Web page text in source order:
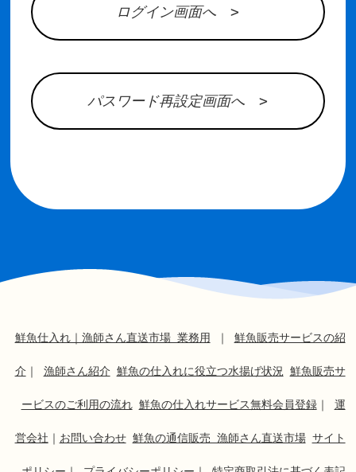
ログイン画面へ >
パスワード再設定画面へ >
鮮魚仕入れ｜漁師さん直送市場 業務用 ｜ 鮮魚販売サービスの紹
介 ｜ 漁師さん紹介 鮮魚の仕入れに役立つ水揚げ状況 鮮魚販売サ
ービスのご利用の流れ 鮮魚の仕入れサービス無料会員登録｜ 運
営会社 ｜ お問い合わせ 鮮魚の通信販売 漁師さん直送市場 サイト